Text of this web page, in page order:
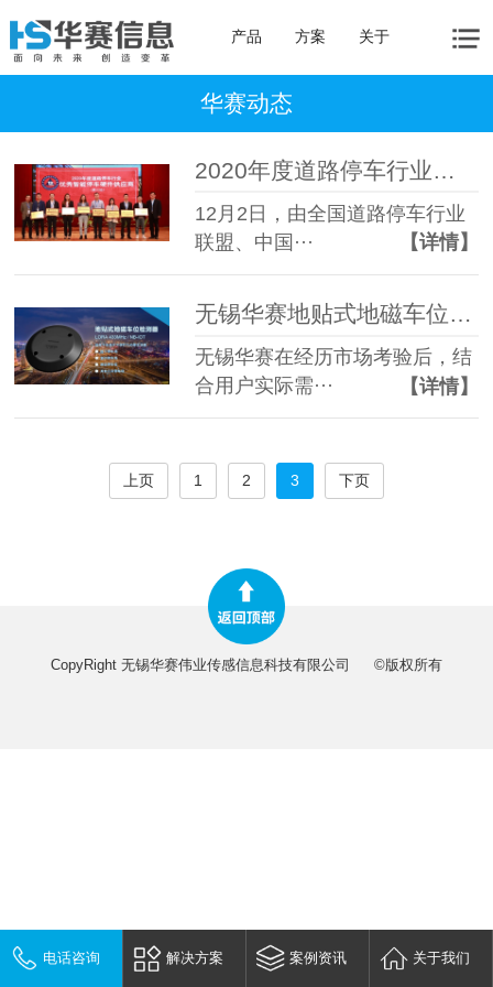
产品 方案 关于
华赛动态
2020年度道路停车行业年会，无锡华赛双喜临门-同时摘得两个重要奖项
12月2日，由全国道路停车行业
联盟、中国···
【详情】
无锡华赛地贴式地磁车位检测器正式上线
无锡华赛在经历市场考验后，结
合用户实际需···
【详情】
上页 1 2 3 下页
CopyRight 无锡华赛伟业传感信息科技有限公司 ©版权所有
电话咨询 解决方案 案例资讯 关于我们